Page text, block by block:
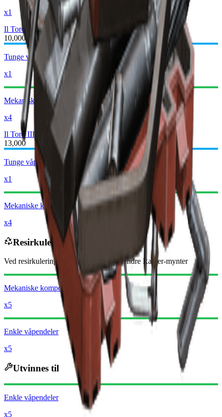
x1
Il Toro II
Il Toro III
10,000
Tunge våpendeler
x1
Mekaniske komponenter
x4
Il Toro III
Il Toro IV
13,000
Tunge våpendeler
x1
Mekaniske komponenter
x4
Resirkuleres til
Ved resirkulering vil du motta -8150 mindre Raider-mynter
Mekaniske komponenter
x5
Enkle våpendeler
x5
Utvinnes til
Enkle våpendeler
x5